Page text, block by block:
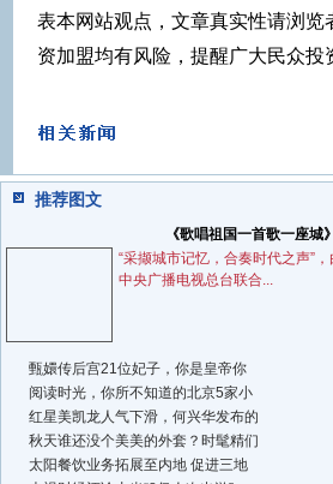
表本网站观点，文章真实性请浏览
资加盟均有风险，提醒广大民众投
推荐图文
《歌唱祖国一首歌一座城
“采撷城市记忆，合奏时代之声”
中央广播电视总台联合...
甄嬛传后宫21位妃子，你是皇帝你
阅读时光，你所不知道的北京5家小
红星美凯龙人气下滑，何兴华发布的
秋天谁还没个美美的外套？时髦精们
太阳餐饮业务拓展至内地 促进三地